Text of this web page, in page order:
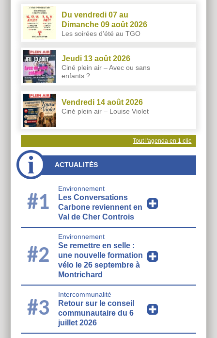
Du vendredi 07 au
Dimanche 09 août 2026
Les soirées d’été au TGO
Jeudi 13 août 2026
Ciné plein air – Avec ou sans
enfants ?
Vendredi 14 août 2026
Ciné plein air – Louise Violet
Tout l'agenda en 1 clic
ACTUALITÉS
#1
Environnement
Les Conversations
Carbone reviennent en
Val de Cher Controis
#2
Environnement
Se remettre en selle :
une nouvelle formation
vélo le 26 septembre à
Montrichard
#3
Intercommunalité
Retour sur le conseil
communautaire du 6
juillet 2026